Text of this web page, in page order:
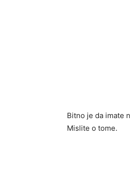
Bitno je da imate
Mislite o tome.